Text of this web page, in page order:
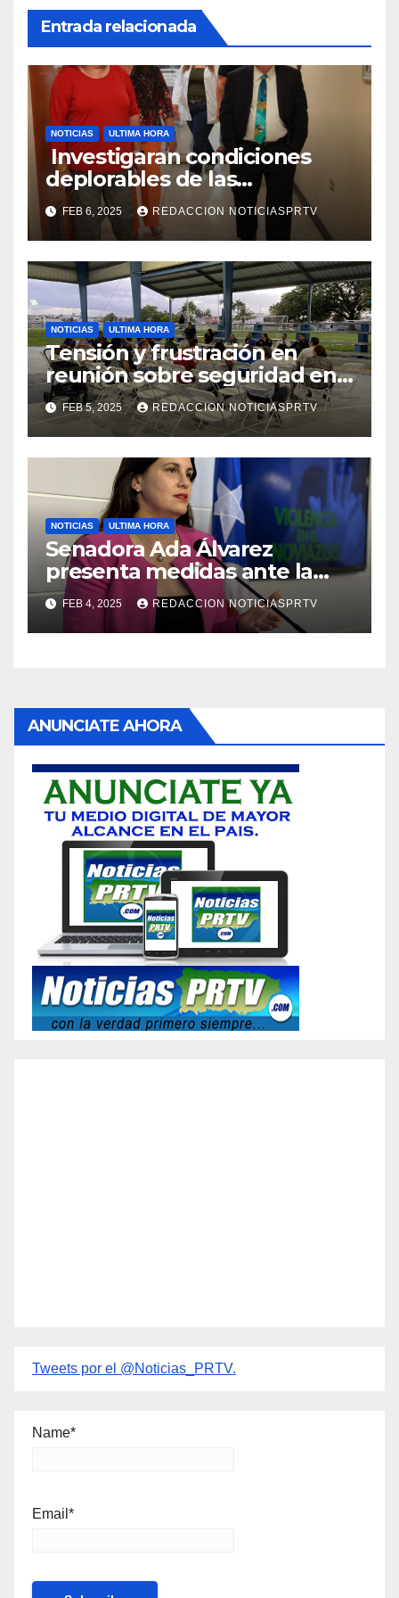
Entrada relacionada
NOTICIAS ULTIMA HORA
Investigaran condiciones
deplorables de las
facilidades el Departamento
de la Salud en Mayagüez
FEB 6, 2025 REDACCION NOTICIASPRTV
NOTICIAS ULTIMA HORA
Tensión y frustración en
reunión sobre seguridad en
Reparto Metropolitano
FEB 5, 2025 REDACCION NOTICIASPRTV
NOTICIAS ULTIMA HORA
Senadora Ada Álvarez
presenta medidas ante la
violencia en el noviazgo
FEB 4, 2025 REDACCION NOTICIASPRTV
ANUNCIATE AHORA
Tweets por el @Noticias_PRTV.
Name*
Email*